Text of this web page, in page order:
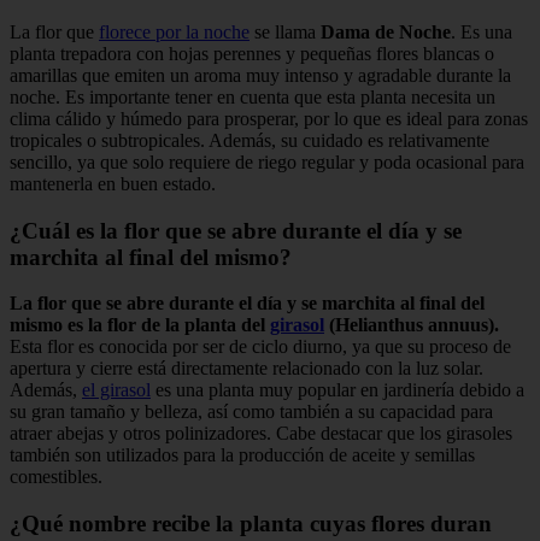
La flor que florece por la noche se llama Dama de Noche. Es una
planta trepadora con hojas perennes y pequeñas flores blancas o
amarillas que emiten un aroma muy intenso y agradable durante la
noche. Es importante tener en cuenta que esta planta necesita un
clima cálido y húmedo para prosperar, por lo que es ideal para zonas
tropicales o subtropicales. Además, su cuidado es relativamente
sencillo, ya que solo requiere de riego regular y poda ocasional para
mantenerla en buen estado.
¿Cuál es la flor que se abre durante el día y se
marchita al final del mismo?
La flor que se abre durante el día y se marchita al final del
mismo es la flor de la planta del girasol (Helianthus annuus).
Esta flor es conocida por ser de ciclo diurno, ya que su proceso de
apertura y cierre está directamente relacionado con la luz solar.
Además, el girasol es una planta muy popular en jardinería debido a
su gran tamaño y belleza, así como también a su capacidad para
atraer abejas y otros polinizadores. Cabe destacar que los girasoles
también son utilizados para la producción de aceite y semillas
comestibles.
¿Qué nombre recibe la planta cuyas flores duran